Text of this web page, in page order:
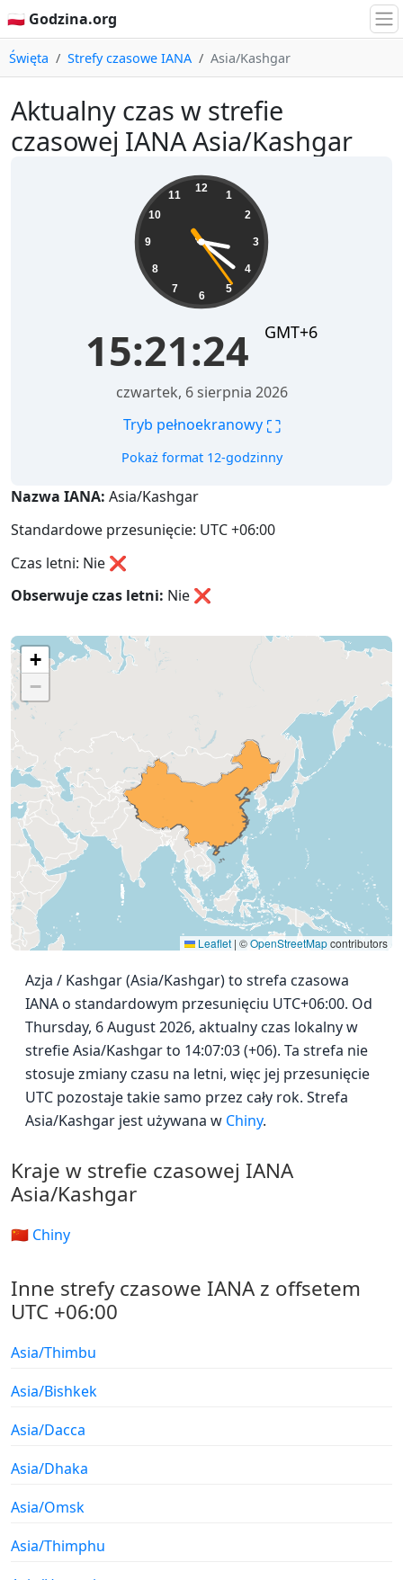
🇵🇱 Godzina.org
Święta Strefy czasowe IANA Asia/Kashgar
Aktualny czas w strefie
czasowej IANA Asia/Kashgar
12
1
2
3
4
5
6
7
8
9
10
11
15:21:24 GMT+6
czwartek, 6 sierpnia 2026
Tryb pełnoekranowy ⛶
Pokaż format 12-godzinny
Nazwa IANA: Asia/Kashgar
Standardowe przesunięcie: UTC +06:00
Czas letni: Nie ❌
Obserwuje czas letni: Nie ❌
+
−
Leaflet | ©OpenStreetMapcontributors
Azja / Kashgar (Asia/Kashgar) to strefa czasowa
IANA o standardowym przesunięciu UTC+06:00. Od
Thursday, 6 August 2026, aktualny czas lokalny w
strefie Asia/Kashgar to 14:07:03 (+06). Ta strefa nie
stosuje zmiany czasu na letni, więc jej przesunięcie
UTC pozostaje takie samo przez cały rok. Strefa
Asia/Kashgar jest używana w Chiny.
Kraje w strefie czasowej IANA
Asia/Kashgar
🇨🇳 Chiny
Inne strefy czasowe IANA z offsetem
UTC +06:00
Asia/Thimbu
Asia/Bishkek
Asia/Dacca
Asia/Dhaka
Asia/Omsk
Asia/Thimphu